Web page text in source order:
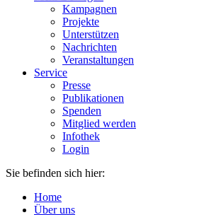
Kampagnen
Projekte
Unterstützen
Nachrichten
Veranstaltungen
Service
Presse
Publikationen
Spenden
Mitglied werden
Infothek
Login
Sie befinden sich hier:
Home
Über uns